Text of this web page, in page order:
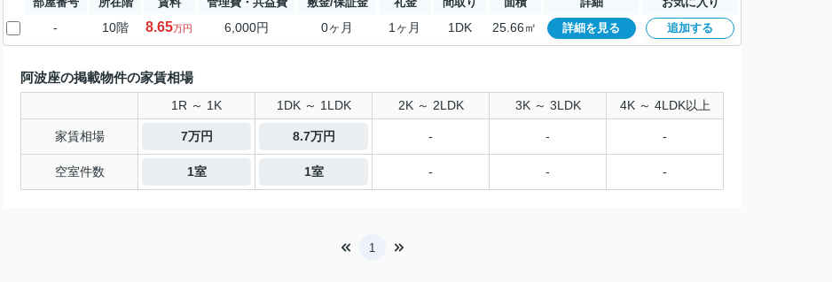
- 10階 8.65万円 6,000円 0ヶ月 1ヶ月 1DK 25.66㎡ 詳細を見る 追加する
阿波座の掲載物件の家賃相場
1R ～ 1K 1DK ～ 1LDK 2K ～ 2LDK 3K ～ 3LDK 4K ～ 4LDK以上
家賃相場 7万円 8.7万円 - - -
空室件数 1室 1室 - - -
1